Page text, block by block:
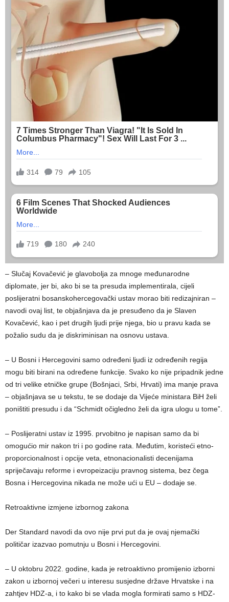
– Slučaj Kovačević je glavobolja za mnoge međunarodne
diplomate, jer bi, ako bi se ta presuda implementirala, cijeli
poslijeratni bosanskohercegovački ustav morao biti redizajniran –
navodi ovaj list, te objašnjava da je presuđeno da je Slaven
Kovačević, kao i pet drugih ljudi prije njega, bio u pravu kada se
požalio sudu da je diskriminisan na osnovu ustava.
– U Bosni i Hercegovini samo određeni ljudi iz određenih regija
mogu biti birani na određene funkcije. Svako ko nije pripadnik jedne
od tri velike etničke grupe (Bošnjaci, Srbi, Hrvati) ima manje prava
– objašnjava se u tekstu, te se dodaje da Vijeće ministara BiH želi
poništiti presudu i da “Schmidt očigledno želi da igra ulogu u tome”.
– Poslijeratni ustav iz 1995. prvobitno je napisan samo da bi
omogućio mir nakon tri i po godine rata. Međutim, koristeći etno-
proporcionalnost i opcije veta, etnonacionalisti decenijama
spriječavaju reforme i evropeizaciju pravnog sistema, bez čega
Bosna i Hercegovina nikada ne može ući u EU – dodaje se.
Retroaktivne izmjene izbornog zakona
Der Standard navodi da ovo nije prvi put da je ovaj njemački
političar izazvao pomutnju u Bosni i Hercegovini.
– U oktobru 2022. godine, kada je retroaktivno promijenio izborni
zakon u izbornoj večeri u interesu susjedne države Hrvatske i na
zahtjev HDZ-a, i to kako bi se vlada mogla formirati samo s HDZ-